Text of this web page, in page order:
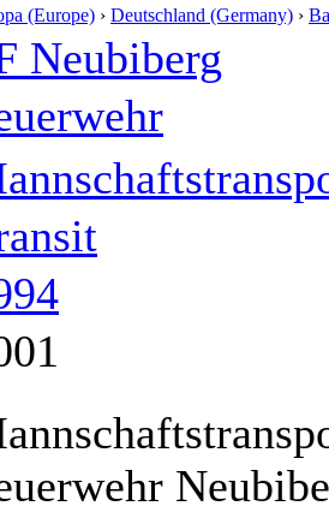
(Europe) › Deutschland (Germany) ›
Neubiberg